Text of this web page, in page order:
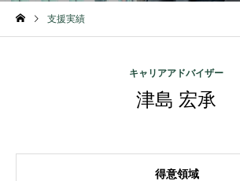
支援実績
キャリアアドバイザー
津島 宏承
得意領域